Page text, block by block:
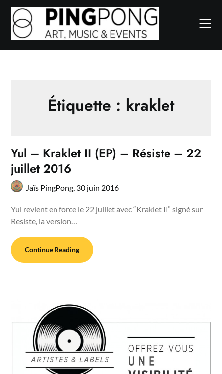
Skip
content
Étiquette : kraklet
Yul – Kraklet II (EP) – Résiste – 22
juillet 2016
Jaïs PingPong, 30 juin 2016
Yul revient en force le 22 juillet avec “Kraklet II” signé sur
Resiste, la version…
Continue Reading